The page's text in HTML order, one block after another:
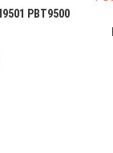
PBT9500